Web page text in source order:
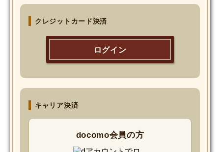
クレジットカード決済
ログイン
キャリア決済
docomo会員の方
MOVIE
Monostagram
DOWNLOAD
SHIHO’s Q&A